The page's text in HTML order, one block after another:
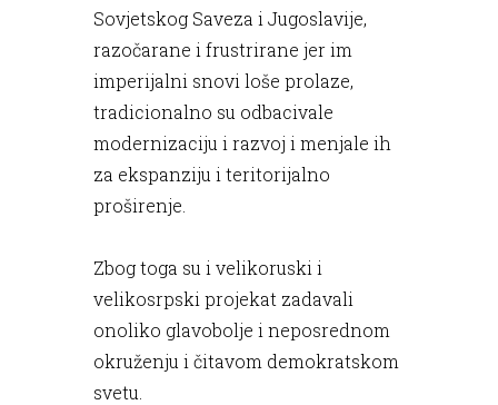
Sovjetskog Saveza i Jugoslavije,
razočarane i frustrirane jer im
imperijalni snovi loše prolaze,
tradicionalno su odbacivale
modernizaciju i razvoj i menjale ih
za ekspanziju i teritorijalno
proširenje.
Zbog toga su i velikoruski i
velikosrpski projekat zadavali
onoliko glavobolje i neposrednom
okruženju i čitavom demokratskom
svetu.